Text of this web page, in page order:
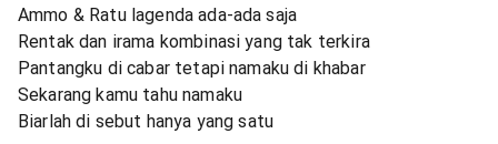
Ammo & Ratu lagenda ada-ada saja
Rentak dan irama kombinasi yang tak terkira
Pantangku di cabar tetapi namaku di khabar
Sekarang kamu tahu namaku
Biarlah di sebut hanya yang satu